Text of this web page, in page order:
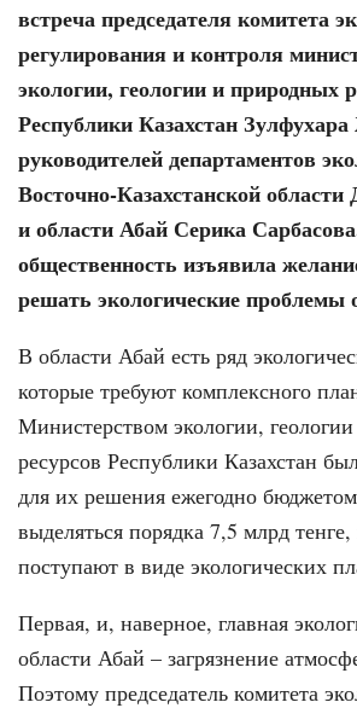
встреча председателя комитета
регулирования и контроля
экологии, геологии и природных
Республики Казахстан
руководителей департаментов
Восточно-Казахстанской
и области Абай Серика
общественность изъявила
решать экологические проблемы
В области Абай есть ряд
которые требуют комплексного
Министерством экологии,
ресурсов Республики Казахстан
для их решения ежегодно
выделяться порядка 7,5 млрд
поступают в виде экологических
Первая, и, наверное, главная
области Абай – загрязнение
Поэтому председатель комитета